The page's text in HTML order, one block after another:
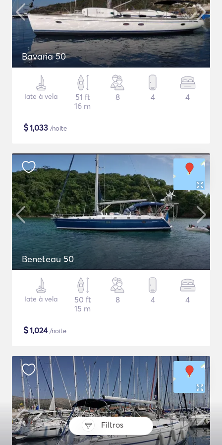
Filtros
Bavaria 50
Iate à vela
51 ft
16 m
8 4 4
$1,033 /noite
Beneteau 50
Iate à vela
50 ft
15 m
8 4 4
$1,024/noite